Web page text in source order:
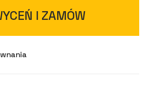
I ZAMÓW